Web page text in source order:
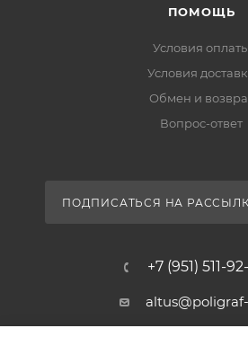
ПОМОЩЬ
Условия оплаты
Условия
Обмен и
Вопрос-ответ
ПОДПИСАТЬСЯ НА
+7 (951) 511-